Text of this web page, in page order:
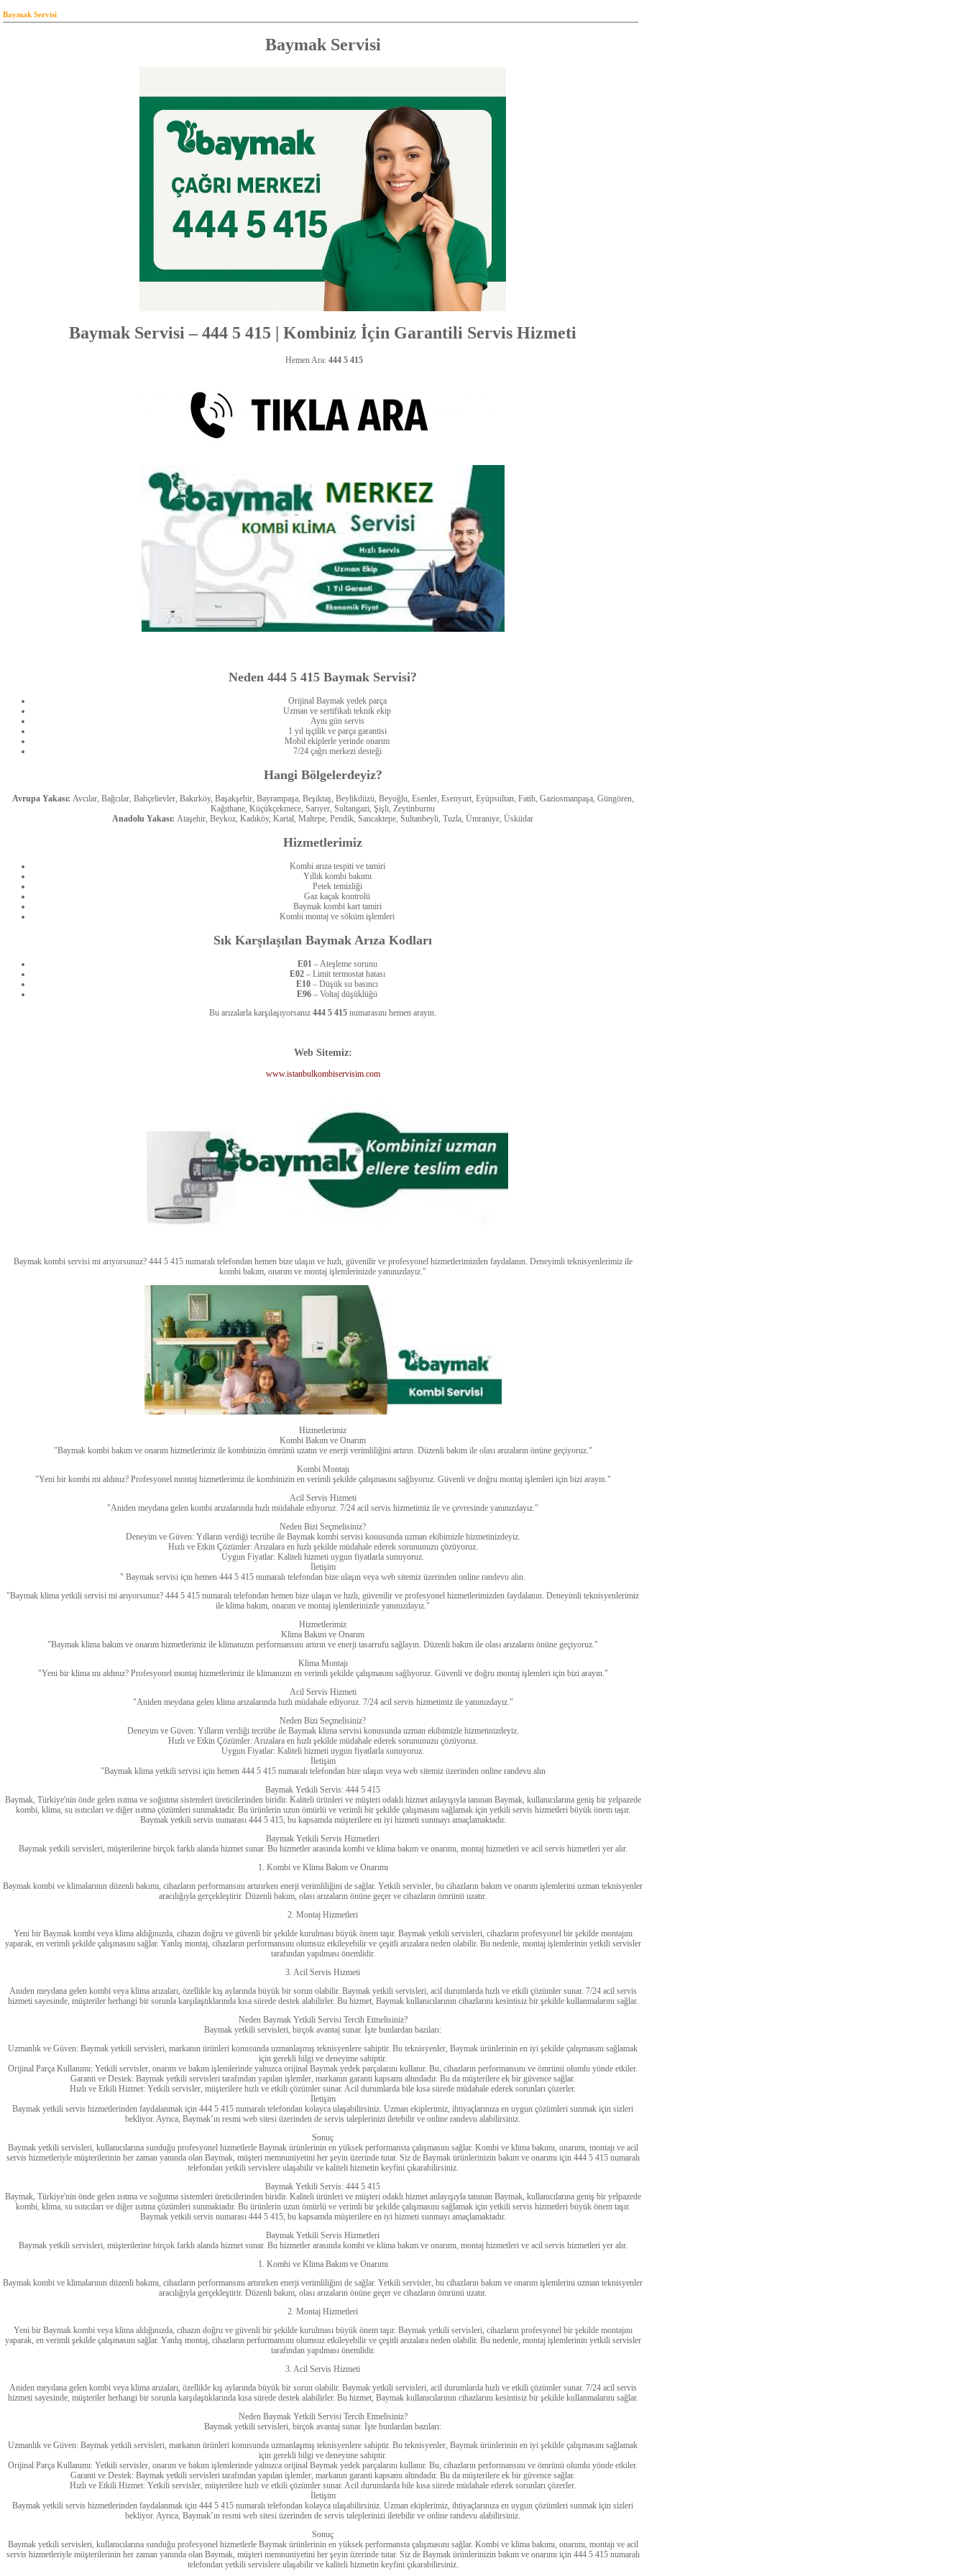
Baymak Servisi
Baymak Servisi
Baymak Servisi – 444 5 415 | Kombiniz İçin Garantili Servis Hizmeti
Hemen Ara: 444 5 415
Neden 444 5 415 Baymak Servisi?
Orijinal Baymak yedek parça
Uzman ve sertifikalı teknik ekip
Aynı gün servis
1 yıl işçilik ve parça garantisi
Mobil ekiplerle yerinde onarım
7/24 çağrı merkezi desteği
Hangi Bölgelerdeyiz?
Avrupa Yakası: Avcılar, Bağcılar, Bahçelievler, Bakırköy, Başakşehir, Bayrampaşa, Beşiktaş, Beylikdüzü, Beyoğlu, Esenler, Esenyurt, Eyüpsultan, Fatih, Gaziosmanpaşa, Güngören,
Kağıthane, Küçükçekmece, Sarıyer, Sultangazi, Şişli, Zeytinburnu
Anadolu Yakası: Ataşehir, Beykoz, Kadıköy, Kartal, Maltepe, Pendik, Sancaktepe, Sultanbeyli, Tuzla, Ümraniye, Üsküdar
Hizmetlerimiz
Kombi arıza tespiti ve tamiri
Yıllık kombi bakımı
Petek temizliği
Gaz kaçak kontrolü
Baymak kombi kart tamiri
Kombi montaj ve söküm işlemleri
Sık Karşılaşılan Baymak Arıza Kodları
E01 – Ateşleme sorunu
E02– Limit termostat hatası
E10 – Düşük su basıncı
E96 – Voltaj düşüklüğü
Bu arızalarla karşılaşıyorsanız 444 5 415 numarasını hemen arayın.
Web Sitemiz:
www.istanbulkombiservisim.com
Baymak kombi servisi mi arıyorsunuz? 444 5 415 numaralı telefondan hemen bize ulaşın ve hızlı, güvenilir ve profesyonel hizmetlerimizden faydalanın. Deneyimli teknisyenlerimiz ile
kombi bakım, onarım ve montaj işlemlerinizde yanınızdayız."
Hizmetlerimiz
Kombi Bakım ve Onarım
"Baymak kombi bakım ve onarım hizmetlerimiz ile kombinizin ömrünü uzatın ve enerji verimliliğini artırın. Düzenli bakım ile olası arızaların önüne geçiyoruz."
Kombi Montajı
"Yeni bir kombi mi aldınız? Profesyonel montaj hizmetlerimiz ile kombinizin en verimli şekilde çalışmasını sağlıyoruz. Güvenli ve doğru montaj işlemleri için bizi arayın."
Acil Servis Hizmeti
"Aniden meydana gelen kombi arızalarında hızlı müdahale ediyoruz. 7/24 acil servis hizmetimiz ile ve çevresinde yanınızdayız."
Neden Bizi Seçmelisiniz?
Deneyim ve Güven: Yılların verdiği tecrübe ile Baymak kombi servisi konusunda uzman ekibimizle hizmetinizdeyiz.
Hızlı ve Etkin Çözümler: Arızalara en hızlı şekilde müdahale ederek sorununuzu çözüyoruz.
Uygun Fiyatlar: Kaliteli hizmeti uygun fiyatlarla sunuyoruz.
İletişim
" Baymak servisi için hemen 444 5 415 numaralı telefondan bize ulaşın veya web sitemiz üzerinden online randevu alın.
"Baymak klima yetkili servisi mi arıyorsunuz? 444 5 415 numaralı telefondan hemen bize ulaşın ve hızlı, güvenilir ve profesyonel hizmetlerimizden faydalanın. Deneyimli teknisyenlerimiz
ile klima bakım, onarım ve montaj işlemlerinizde yanınızdayız."
Hizmetlerimiz
Klima Bakım ve Onarım
"Baymak klima bakım ve onarım hizmetlerimiz ile klimanızın performansını artırın ve enerji tasarrufu sağlayın. Düzenli bakım ile olası arızaların önüne geçiyoruz."
Klima Montajı
"Yeni bir klima mı aldınız? Profesyonel montaj hizmetlerimiz ile klimanızın en verimli şekilde çalışmasını sağlıyoruz. Güvenli ve doğru montaj işlemleri için bizi arayın."
Acil Servis Hizmeti
"Aniden meydana gelen klima arızalarında hızlı müdahale ediyoruz. 7/24 acil servis hizmetimiz ile yanınızdayız."
Neden Bizi Seçmelisiniz?
Deneyim ve Güven: Yılların verdiği tecrübe ile Baymak klima servisi konusunda uzman ekibimizle hizmetinizdeyiz.
Hızlı ve Etkin Çözümler: Arızalara en hızlı şekilde müdahale ederek sorununuzu çözüyoruz.
Uygun Fiyatlar: Kaliteli hizmeti uygun fiyatlarla sunuyoruz.
İletişim
"Baymak klima yetkili servisi için hemen 444 5 415 numaralı telefondan bize ulaşın veya web sitemiz üzerinden online randevu alın
Baymak Yetkili Servis: 444 5 415
Baymak, Türkiye'nin önde gelen ısıtma ve soğutma sistemleri üreticilerinden biridir. Kaliteli ürünleri ve müşteri odaklı hizmet anlayışıyla tanınan Baymak, kullanıcılarına geniş bir yelpazede
kombi, klima, su ısıtıcıları ve diğer ısıtma çözümleri sunmaktadır. Bu ürünlerin uzun ömürlü ve verimli bir şekilde çalışmasını sağlamak için yetkili servis hizmetleri büyük önem taşır.
Baymak yetkili servis numarası 444 5 415, bu kapsamda müşterilere en iyi hizmeti sunmayı amaçlamaktadır.
Baymak Yetkili Servis Hizmetleri
Baymak yetkili servisleri, müşterilerine birçok farklı alanda hizmet sunar. Bu hizmetler arasında kombi ve klima bakım ve onarımı, montaj hizmetleri ve acil servis hizmetleri yer alır.
1. Kombi ve Klima Bakım ve Onarımı
Baymak kombi ve klimalarının düzenli bakımı, cihazların performansını artırırken enerji verimliliğini de sağlar. Yetkili servisler, bu cihazların bakım ve onarım işlemlerini uzman teknisyenler
aracılığıyla gerçekleştirir. Düzenli bakım, olası arızaların önüne geçer ve cihazların ömrünü uzatır.
2. Montaj Hizmetleri
Yeni bir Baymak kombi veya klima aldığınızda, cihazın doğru ve güvenli bir şekilde kurulması büyük önem taşır. Baymak yetkili servisleri, cihazların profesyonel bir şekilde montajını
yaparak, en verimli şekilde çalışmasını sağlar. Yanlış montaj, cihazların performansını olumsuz etkileyebilir ve çeşitli arızalara neden olabilir. Bu nedenle, montaj işlemlerinin yetkili servisler
tarafından yapılması önemlidir.
3. Acil Servis Hizmeti
Aniden meydana gelen kombi veya klima arızaları, özellikle kış aylarında büyük bir sorun olabilir. Baymak yetkili servisleri, acil durumlarda hızlı ve etkili çözümler sunar. 7/24 acil servis
hizmeti sayesinde, müşteriler herhangi bir sorunla karşılaştıklarında kısa sürede destek alabilirler. Bu hizmet, Baymak kullanıcılarının cihazlarını kesintisiz bir şekilde kullanmalarını sağlar.
Neden Baymak Yetkili Servisi Tercih Etmelisiniz?
Baymak yetkili servisleri, birçok avantaj sunar. İşte bunlardan bazıları:
Uzmanlık ve Güven: Baymak yetkili servisleri, markanın ürünleri konusunda uzmanlaşmış teknisyenlere sahiptir. Bu teknisyenler, Baymak ürünlerinin en iyi şekilde çalışmasını sağlamak
için gerekli bilgi ve deneyime sahiptir.
Orijinal Parça Kullanımı: Yetkili servisler, onarım ve bakım işlemlerinde yalnızca orijinal Baymak yedek parçalarını kullanır. Bu, cihazların performansını ve ömrünü olumlu yönde etkiler.
Garanti ve Destek: Baymak yetkili servisleri tarafından yapılan işlemler, markanın garanti kapsamı altındadır. Bu da müşterilere ek bir güvence sağlar.
Hızlı ve Etkili Hizmet: Yetkili servisler, müşterilere hızlı ve etkili çözümler sunar. Acil durumlarda bile kısa sürede müdahale ederek sorunları çözerler.
İletişim
Baymak yetkili servis hizmetlerinden faydalanmak için 444 5 415 numaralı telefondan kolayca ulaşabilirsiniz. Uzman ekiplerimiz, ihtiyaçlarınıza en uygun çözümleri sunmak için sizleri
bekliyor. Ayrıca, Baymak’ın resmi web sitesi üzerinden de servis taleplerinizi iletebilir ve online randevu alabilirsiniz.
Sonuç
Baymak yetkili servisleri, kullanıcılarına sunduğu profesyonel hizmetlerle Baymak ürünlerinin en yüksek performansta çalışmasını sağlar. Kombi ve klima bakımı, onarımı, montajı ve acil
servis hizmetleriyle müşterilerinin her zaman yanında olan Baymak, müşteri memnuniyetini her şeyin üzerinde tutar. Siz de Baymak ürünlerinizin bakım ve onarımı için 444 5 415 numaralı
telefondan yetkili servislere ulaşabilir ve kaliteli hizmetin keyfini çıkarabilirsiniz.
Baymak Yetkili Servis: 444 5 415
Baymak, Türkiye'nin önde gelen ısıtma ve soğutma sistemleri üreticilerinden biridir. Kaliteli ürünleri ve müşteri odaklı hizmet anlayışıyla tanınan Baymak, kullanıcılarına geniş bir yelpazede
kombi, klima, su ısıtıcıları ve diğer ısıtma çözümleri sunmaktadır. Bu ürünlerin uzun ömürlü ve verimli bir şekilde çalışmasını sağlamak için yetkili servis hizmetleri büyük önem taşır.
Baymak yetkili servis numarası 444 5 415, bu kapsamda müşterilere en iyi hizmeti sunmayı amaçlamaktadır.
Baymak Yetkili Servis Hizmetleri
Baymak yetkili servisleri, müşterilerine birçok farklı alanda hizmet sunar. Bu hizmetler arasında kombi ve klima bakım ve onarımı, montaj hizmetleri ve acil servis hizmetleri yer alır.
1. Kombi ve Klima Bakım ve Onarımı
Baymak kombi ve klimalarının düzenli bakımı, cihazların performansını artırırken enerji verimliliğini de sağlar. Yetkili servisler, bu cihazların bakım ve onarım işlemlerini uzman teknisyenler
aracılığıyla gerçekleştirir. Düzenli bakım, olası arızaların önüne geçer ve cihazların ömrünü uzatır.
2. Montaj Hizmetleri
Yeni bir Baymak kombi veya klima aldığınızda, cihazın doğru ve güvenli bir şekilde kurulması büyük önem taşır. Baymak yetkili servisleri, cihazların profesyonel bir şekilde montajını
yaparak, en verimli şekilde çalışmasını sağlar. Yanlış montaj, cihazların performansını olumsuz etkileyebilir ve çeşitli arızalara neden olabilir. Bu nedenle, montaj işlemlerinin yetkili servisler
tarafından yapılması önemlidir.
3. Acil Servis Hizmeti
Aniden meydana gelen kombi veya klima arızaları, özellikle kış aylarında büyük bir sorun olabilir. Baymak yetkili servisleri, acil durumlarda hızlı ve etkili çözümler sunar. 7/24 acil servis
hizmeti sayesinde, müşteriler herhangi bir sorunla karşılaştıklarında kısa sürede destek alabilirler. Bu hizmet, Baymak kullanıcılarının cihazlarını kesintisiz bir şekilde kullanmalarını sağlar.
Neden Baymak Yetkili Servisi Tercih Etmelisiniz?
Baymak yetkili servisleri, birçok avantaj sunar. İşte bunlardan bazıları:
Uzmanlık ve Güven: Baymak yetkili servisleri, markanın ürünleri konusunda uzmanlaşmış teknisyenlere sahiptir. Bu teknisyenler, Baymak ürünlerinin en iyi şekilde çalışmasını sağlamak
için gerekli bilgi ve deneyime sahiptir.
Orijinal Parça Kullanımı: Yetkili servisler, onarım ve bakım işlemlerinde yalnızca orijinal Baymak yedek parçalarını kullanır. Bu, cihazların performansını ve ömrünü olumlu yönde etkiler.
Garanti ve Destek: Baymak yetkili servisleri tarafından yapılan işlemler, markanın garanti kapsamı altındadır. Bu da müşterilere ek bir güvence sağlar.
Hızlı ve Etkili Hizmet: Yetkili servisler, müşterilere hızlı ve etkili çözümler sunar. Acil durumlarda bile kısa sürede müdahale ederek sorunları çözerler.
İletişim
Baymak yetkili servis hizmetlerinden faydalanmak için 444 5 415 numaralı telefondan kolayca ulaşabilirsiniz. Uzman ekiplerimiz, ihtiyaçlarınıza en uygun çözümleri sunmak için sizleri
bekliyor. Ayrıca, Baymak’ın resmi web sitesi üzerinden de servis taleplerinizi iletebilir ve online randevu alabilirsiniz.
Sonuç
Baymak yetkili servisleri, kullanıcılarına sunduğu profesyonel hizmetlerle Baymak ürünlerinin en yüksek performansta çalışmasını sağlar. Kombi ve klima bakımı, onarımı, montajı ve acil
servis hizmetleriyle müşterilerinin her zaman yanında olan Baymak, müşteri memnuniyetini her şeyin üzerinde tutar. Siz de Baymak ürünlerinizin bakım ve onarımı için 444 5 415 numaralı
telefondan yetkili servislere ulaşabilir ve kaliteli hizmetin keyfini çıkarabilirsiniz.